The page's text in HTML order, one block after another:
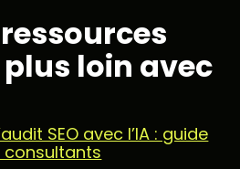
loin avec
SEO avec l’IA : guide